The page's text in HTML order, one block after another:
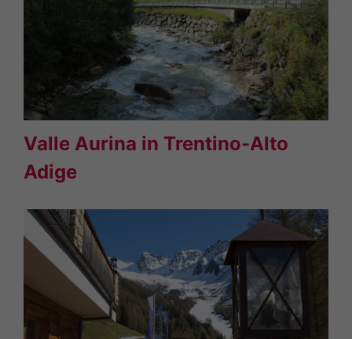
Valle Aurina in Trentino-Alto
Adige